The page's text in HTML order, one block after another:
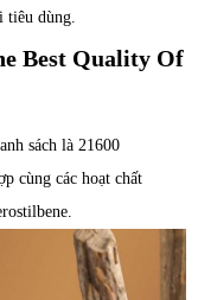
tiêu dùng.
Best Quality Of
sách là 21600
cùng các hoạt chất